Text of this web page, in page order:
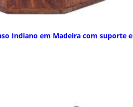
Indiano em Madeira com suporte